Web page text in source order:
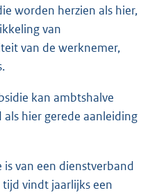
worden herzien als hier,
van
van de werknemer,
kan ambtshalve
hier gerede aanleiding
is van een dienstverband
vindt jaarlijks een